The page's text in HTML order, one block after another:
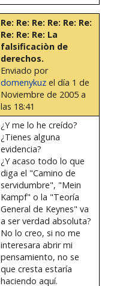
Re: Re: Re: Re: Re: Re:
Re: Re: Re: La
falsificaciòn de
derechos.
Enviado por
domenykuzel día 1 de
Noviembre de 2005 a
las 18:41
¿Y me lo he creído?
¿Tienes alguna
evidencia?
¿Y acaso todo lo que
diga el "Camino de
servidumbre", "Mein
Kampf" o la "Teoría
General de Keynes" va
a ser verdad absoluta?
No lo creo, si no me
interesara abrir mi
pensamiento, no se
que cresta estaría
haciendo aquí.